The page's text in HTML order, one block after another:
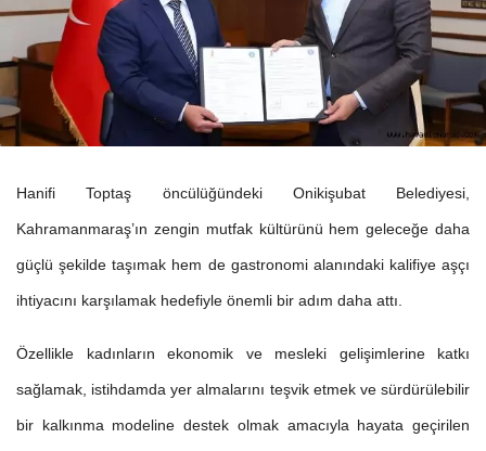
Hanifi Toptaş öncülüğündeki Onikişubat Belediyesi,
Kahramanmaraş’ın zengin mutfak kültürünü hem geleceğe daha
güçlü şekilde taşımak hem de gastronomi alanındaki kalifiye aşçı
ihtiyacını karşılamak hedefiyle önemli bir adım daha attı.
Özellikle kadınların ekonomik ve mesleki gelişimlerine katkı
sağlamak, istihdamda yer almalarını teşvik etmek ve sürdürülebilir
bir kalkınma modeline destek olmak amacıyla hayata geçirilen